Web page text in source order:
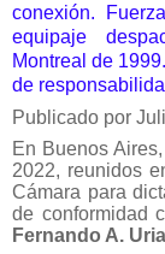
conexión.
equipaje
Montreal de
de
Publicado por
En Buenos
2022, reunidos
Cámara para
de conformidad
Fernando A.